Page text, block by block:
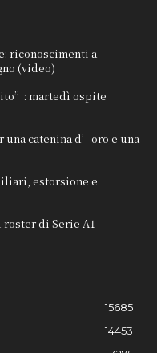
riconoscimenti a
(video)
martedì ospite
una catenina d’oro e una
estorsione e
roster di Serie A1
15685
14453